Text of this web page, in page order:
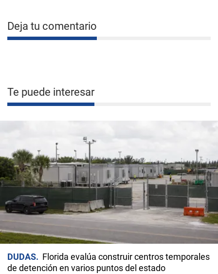
Deja tu comentario
Te puede interesar
DUDAS
Florida evalúa construir centros temporales
de detención en varios puntos del estado